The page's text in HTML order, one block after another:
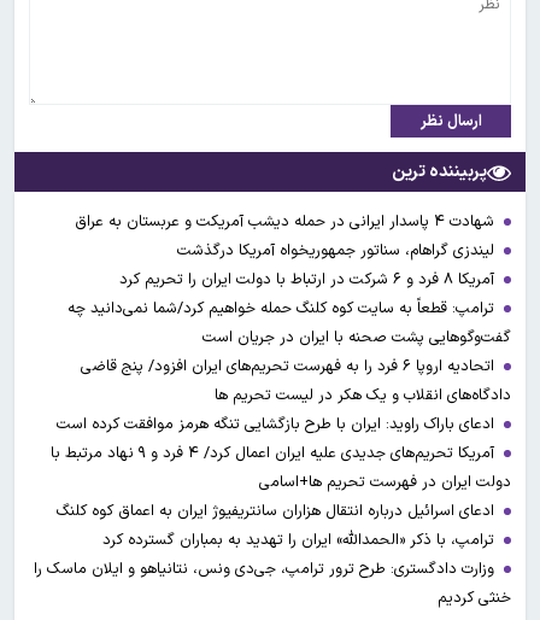
ارسال نظر
پربیننده ترین
شهادت ۴ پاسدار ایرانی در حمله دیشب آمریکت و عربستان به عراق
لیندزی گراهام، سناتور جمهوریخواه آمریکا درگذشت
آمریکا ۸ فرد و ۶ شرکت در ارتباط با دولت ایران را تحریم کرد
ترامپ: قطعاً به سایت کوه کلنگ حمله خواهیم کرد/شما نمی‌دانید چه
گفت‌وگوهایی پشت صحنه با ایران در جریان است
اتحادیه اروپا ۶ فرد را به فهرست تحریم‌های ایران افزود/ پنج قاضی
دادگاه‌های انقلاب و یک هکر در لیست تحریم ها
ادعای باراک راوید: ایران با طرح بازگشایی تنگه هرمز موافقت کرده است
آمریکا تحریم‌های جدیدی علیه ایران اعمال کرد/ ۴ فرد و ۹ نهاد مرتبط با
دولت ایران در فهرست تحریم ها+اسامی
ادعای اسرائیل درباره انتقال هزاران سانتریفیوژ ایران به اعماق کوه کلنگ
ترامپ، با ذکر «الحمدالله» ایران را تهدید به بمباران گسترده کرد
وزارت دادگستری: طرح ترور ترامپ، جی‌دی ونس، نتانیاهو و ایلان ماسک را
خنثی کردیم